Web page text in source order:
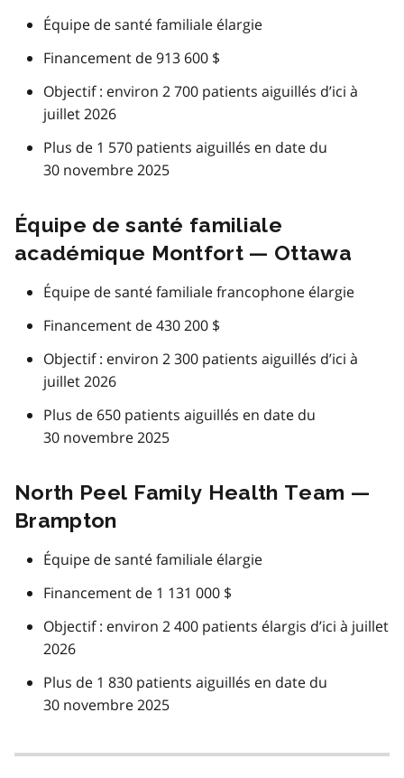
Équipe de santé familiale élargie
Financement de 913 600 $
Objectif : environ 2 700 patients aiguillés d’ici à
juillet 2026
Plus de 1 570 patients aiguillés en date du
30 novembre 2025
Équipe de santé familiale
académique Montfort — Ottawa
Équipe de santé familiale francophone élargie
Financement de 430 200 $
Objectif : environ 2 300 patients aiguillés d’ici à
juillet 2026
Plus de 650 patients aiguillés en date du
30 novembre 2025
North Peel Family Health Team —
Brampton
Équipe de santé familiale élargie
Financement de 1 131 000 $
Objectif : environ 2 400 patients élargis d’ici à juillet
2026
Plus de 1 830 patients aiguillés en date du
30 novembre 2025